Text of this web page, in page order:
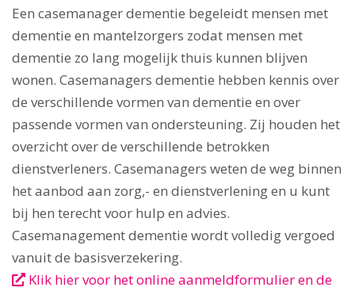
Een casemanager dementie begeleidt mensen met
dementie en mantelzorgers zodat mensen met
dementie zo lang mogelijk thuis kunnen blijven
wonen. Casemanagers dementie hebben kennis over
de verschillende vormen van dementie en over
passende vormen van ondersteuning. Zij houden het
overzicht over de verschillende betrokken
dienstverleners. Casemanagers weten de weg binnen
het aanbod aan zorg,- en dienstverlening en u kunt
bij hen terecht voor hulp en advies.
Casemanagement dementie wordt volledig vergoed
vanuit de basisverzekering.
Klik hier voor het online aanmeldformulier en de